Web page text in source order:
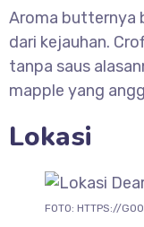
Aroma butternya
dari kejauhan.
tanpa saus
mapple yang
Lokasi
FOTO: HTTPS://